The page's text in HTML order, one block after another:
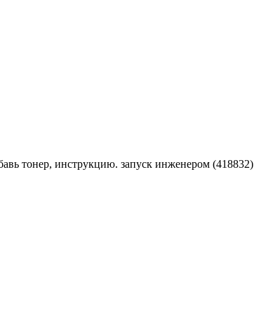
тонер, инструкцию. запуск инженером (418832)